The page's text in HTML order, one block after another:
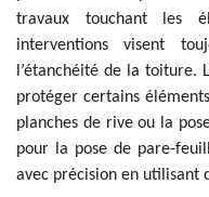
travaux touchant les
interventions visent
l’étanchéité de la toiture.
protéger certains
planches de rive ou la
pour la pose de pare-
avec précision en utilisant